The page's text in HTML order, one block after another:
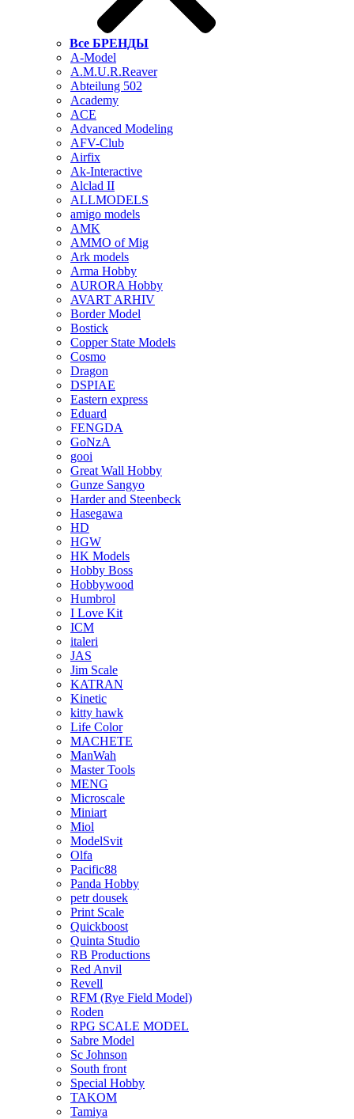
Все БРЕНДЫ
A-Model
A.M.U.R.Reaver
Abteilung 502
Academy
ACE
Advanced Modeling
AFV-Club
Airfix
Ak-Interactive
Alclad II
ALLMODELS
amigo models
AMK
AMMO of Mig
Ark models
Arma Hobby
AURORA Hobby
AVART ARHIV
Border Model
Bostick
Copper State Models
Cosmo
Dragon
DSPIAE
Eastern express
Eduard
FENGDA
GoNzA
gooi
Great Wall Hobby
Gunze Sangyo
Harder and Steenbeck
Hasegawa
HD
HGW
HK Models
Hobby Boss
Hobbywood
Humbrol
I Love Kit
ICM
italeri
JAS
Jim Scale
KATRAN
Kinetic
kitty hawk
Life Color
MACHETE
ManWah
Master Tools
MENG
Microscale
Miniart
Miol
ModelSvit
Olfa
Pacific88
Panda Hobby
petr dousek
Print Scale
Quickboost
Quinta Studio
RB Productions
Red Anvil
Revell
RFM (Rye Field Model)
Roden
RPG SCALE MODEL
Sabre Model
Sc Johnson
South front
Special Hobby
TAKOM
Tamiya